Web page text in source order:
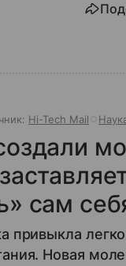
Hi-Tech Mail
сам
привыкла
Новая